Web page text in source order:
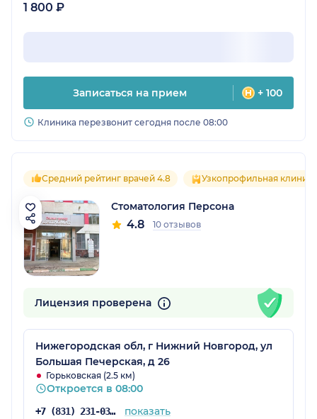
1 800 ₽
Записаться на прием + 100
Клиника перезвонит сегодня после 08:00
Средний рейтинг врачей 4.8 Узкопрофильная клиника
Стоматология Персона
4.8 10 отзывов
Лицензия проверена
Нижегородская обл, г Нижний Новгород, ул
Большая Печерская, д 26
Горьковская (2.5 км)
Откроется в 08:00
+7 (831) 231-03-89 показать